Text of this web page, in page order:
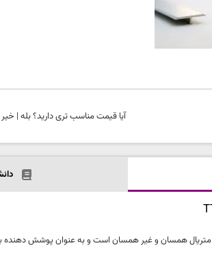
آیا قیمت مناسب تری دارید؟بله | خیر